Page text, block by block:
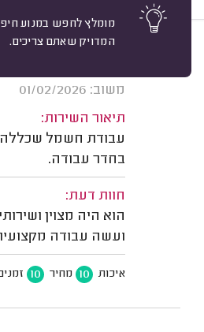
מומלץ לחפש במנוע
המדויק שאתם צריכים.
יוסי עירוני, גני תקווה.
משוב: 01/02/2026
תיאור השירות:
עבודת חשמל
בחדר עבודה.
חוות דעת:
הוא היה מצוין
ועשה עבודה
איכות 10 מחיר 10